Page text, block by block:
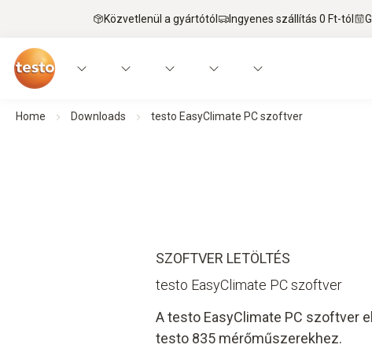
Közvetlenül a gyártótól Ingyenes szállítás 0 Ft-tól
Home Downloads testo EasyClimate PC szoftver
SZOFTVER LETÖLTÉS
testo EasyClimate PC szoftver
A testo EasyClimate PC szoftver
testo 835 mérőműszerekhez.